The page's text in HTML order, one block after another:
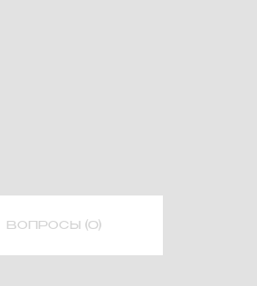
ВОПРОСЫ (0)